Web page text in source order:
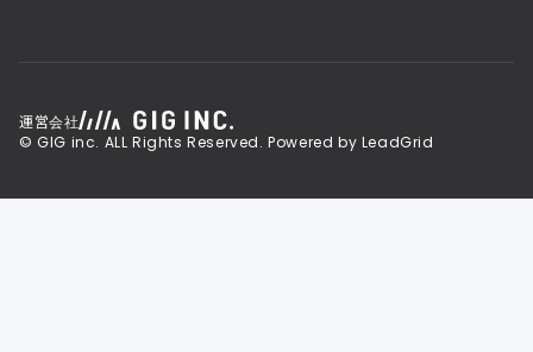
運営会社
© GIG inc. ALL Rights Reserved. Powered by LeadGrid